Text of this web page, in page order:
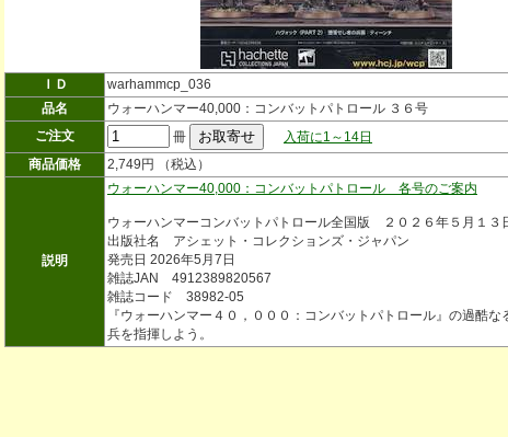
ＩＤ
warhammcp_036
品名
ウォーハンマー40,000：コンバットパトロール ３６号
ご注文
冊
入荷に1～14日
商品価格
2,749円 （税込）
説明
ウォーハンマー40,000：コンバットパトロール 各号のご案内
ウォーハンマーコンバットパトロール全国版 ２０２６年５月１３
出版社名 アシェット・コレクションズ・ジャパン
発売日 2026年5月7日
雑誌JAN 4912389820567
雑誌コード 38982-05
『ウォーハンマー４０，０００：コンバットパトロール』の過酷
兵を指揮しよう。